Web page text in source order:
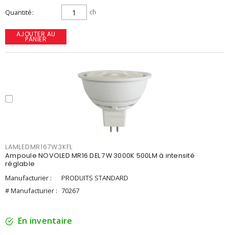
Quantité ch
AJOUTER AU
PANIER
LAMLEDMR167W3KFL
Ampoule NOVOLED MR16 DEL 7W 3000K 500LM à intensité
réglable
Manufacturier :
PRODUITS STANDARD
# Manufacturier : 70267
En inventaire